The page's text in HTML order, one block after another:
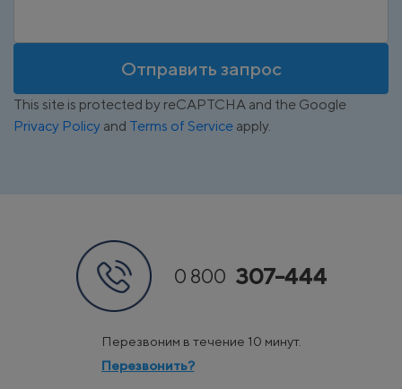
Отправить запрос
This site is protected by reCAPTCHA and the Google
Privacy Policy and Terms of Service apply.
0 800 307-444
Перезвоним в течение 10 минут.
Перезвонить?